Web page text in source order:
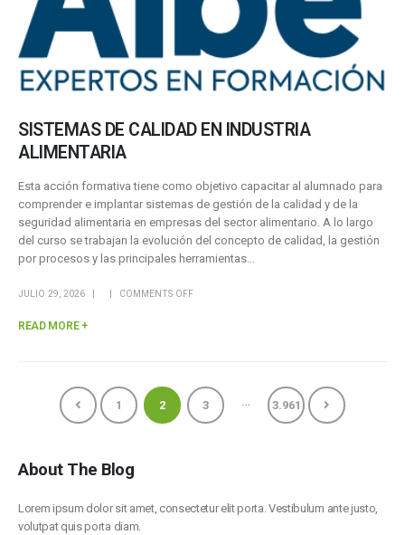
SISTEMAS DE CALIDAD EN INDUSTRIA
ALIMENTARIA
Esta acción formativa tiene como objetivo capacitar al alumnado para
comprender e implantar sistemas de gestión de la calidad y de la
seguridad alimentaria en empresas del sector alimentario. A lo largo
del curso se trabajan la evolución del concepto de calidad, la gestión
por procesos y las principales herramientas...
JULIO 29, 2026 COMMENTS OFF
READ MORE +
1 2 3 … 3.961
About The Blog
Lorem ipsum dolor sit amet, consectetur elit porta. Vestibulum ante justo,
volutpat quis porta diam.